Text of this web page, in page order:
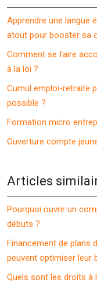
Apprendre une langue
atout pour booster sa
Comment se faire
à la loi ?
Cumul emploi-retraite
possible ?
Formation micro
Ouverture compte
Articles
Pourquoi ouvrir un
débuts ?
Financement de plans
peuvent optimiser leur
Quels sont les droits à